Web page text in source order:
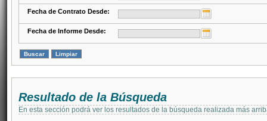
Fecha de Contrato Desde:
Fecha de Informe Desde:
Resultado de la Búsqueda
En esta sección podrá ver los resultados de la búsqueda realizada más